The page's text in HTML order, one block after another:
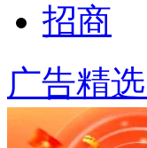
招商
广告精选